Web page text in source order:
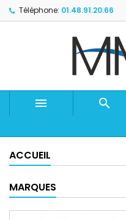
Téléphone: 01.48.91.20.66
 
ACCUEIL
MARQUES